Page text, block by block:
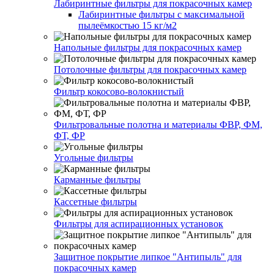
Лабиринтные фильтры для покрасочных камер
Лабиринтные фильтры с максимальной
пылеёмкостью 15 кг/м2
Напольные фильтры для покрасочных камер
Потолочные фильтры для покрасочных камер
Фильтр кокосово-волокнистый
Фильтровальные полотна и материалы ФВР, ФМ,
ФТ, ФР
Угольные фильтры
Карманные фильтры
Кассетные фильтры
Фильтры для аспирационных установок
Защитное покрытие липкое "Антипыль" для
покрасочных камер